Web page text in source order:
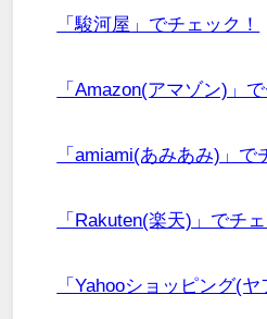
「駿河屋」でチェック！
「Amazon(アマゾン)」
「amiami(あみあみ)」で
「Rakuten(楽天)」でチェ
「Yahooショッピング(